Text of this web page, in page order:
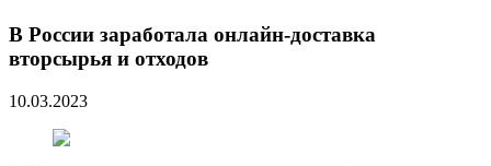
В России заработала онлайн-доставка
вторсырья и отходов
10.03.2023